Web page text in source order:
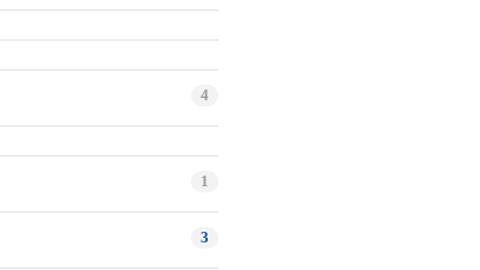
4
1
3